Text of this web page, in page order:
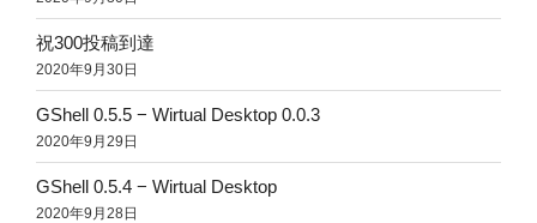
祝300投稿到達
2020年9月30日
GShell 0.5.5 − Wirtual Desktop 0.0.3
2020年9月29日
GShell 0.5.4 − Wirtual Desktop
2020年9月28日